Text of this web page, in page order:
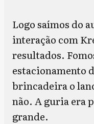
Logo saímos do
interação com
resultados.
estacionamento
brincadeira o
não. A guria era
grande.